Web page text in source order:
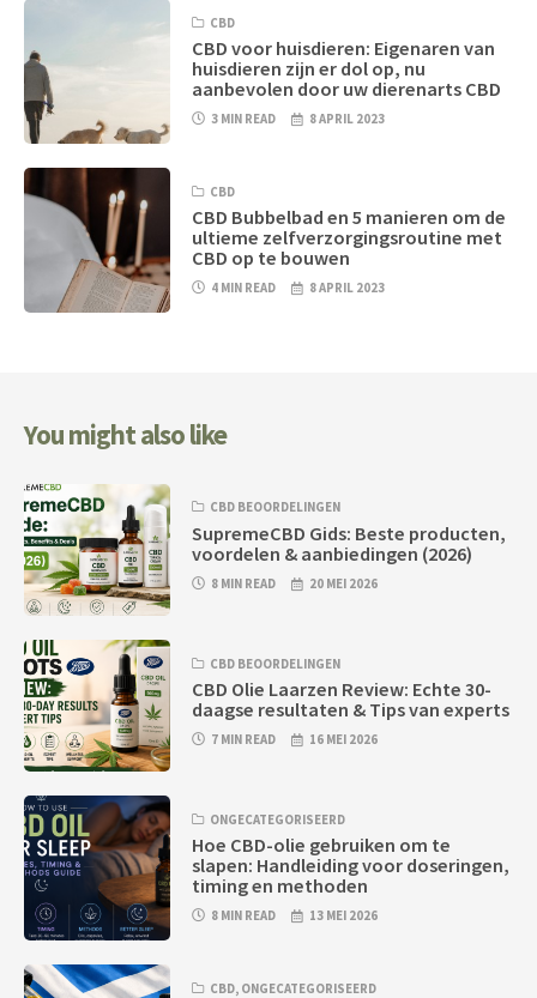
CBD
CBD voor huisdieren: Eigenaren van
huisdieren zijn er dol op, nu
aanbevolen door uw dierenarts CBD
3 MIN READ 8 APRIL 2023
CBD
CBD Bubbelbad en 5 manieren om de
ultieme zelfverzorgingsroutine met
CBD op te bouwen
4 MIN READ 8 APRIL 2023
You might also like
CBD BEOORDELINGEN
SupremeCBD Gids: Beste producten,
voordelen & aanbiedingen (2026)
8 MIN READ 20 MEI 2026
CBD BEOORDELINGEN
CBD Olie Laarzen Review: Echte 30-
daagse resultaten & Tips van experts
7 MIN READ 16 MEI 2026
ONGECATEGORISEERD
Hoe CBD-olie gebruiken om te
slapen: Handleiding voor doseringen,
timing en methoden
8 MIN READ 13 MEI 2026
CBD, ONGECATEGORISEERD